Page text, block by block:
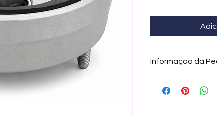
Informação da
qualidade da marca